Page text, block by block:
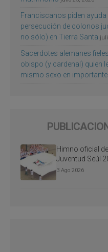
Franciscanos piden
persecución de colonos
no sólo) en Tierra Santa
Sacerdotes alemanes
obispo (y cardenal) quien
mismo sexo en
Himno oficial
Juventud Seúl
3 Ago 2026